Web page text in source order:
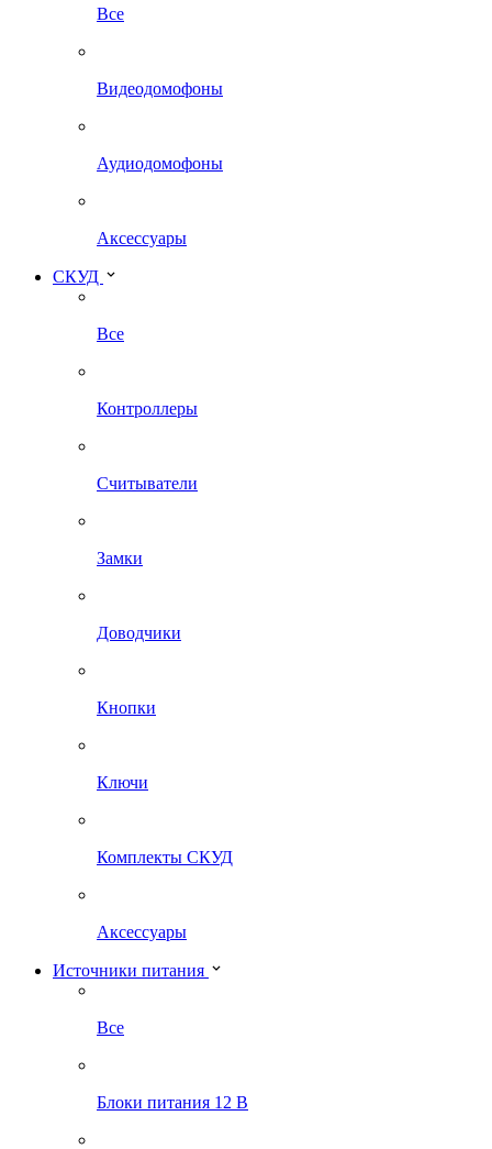
Все
Видеодомофоны
Аудиодомофоны
Аксессуары
СКУД
Все
Контроллеры
Считыватели
Замки
Доводчики
Кнопки
Ключи
Комплекты СКУД
Аксессуары
Источники питания
Все
Блоки питания 12 В